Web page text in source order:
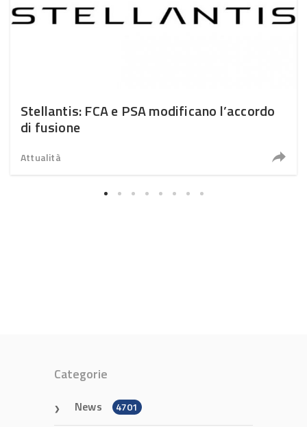
Stellantis: FCA e PSA modificano l’accordo
di fusione
Attualità
Categorie
News 4701